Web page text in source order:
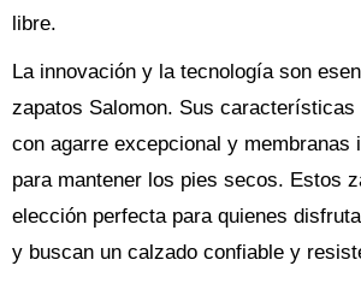
libre.
La innovación y la tecnología son
zapatos Salomon. Sus características
con agarre excepcional y membranas
para mantener los pies secos. Estos
elección perfecta para quienes
y buscan un calzado confiable y